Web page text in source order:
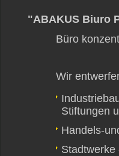
"ABAKUS Biuro
Büro
Wir
Stiftungen
Handels-